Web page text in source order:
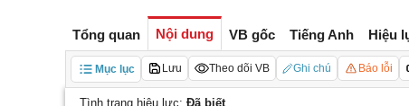
Tổng quan Nội dung VB gốc Tiếng Anh Hiệu
Mục lục Lưu Theo dõi VB Ghi chú Báo lỗi
Tình trạng hiệu lực: Đã biết